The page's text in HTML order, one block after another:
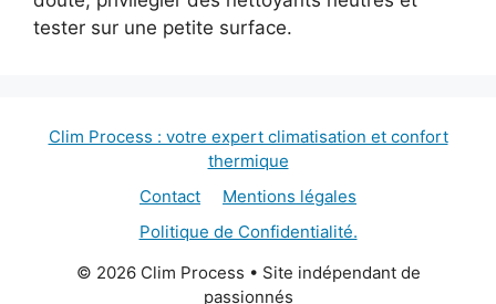
tester sur une petite surface.
Clim Process : votre expert climatisation et confort
thermique
Contact
Mentions légales
Politique de Confidentialité.
© 2026 Clim Process • Site indépendant de
passionnés